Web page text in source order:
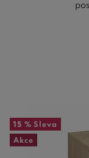
15 % Sleva
Akce